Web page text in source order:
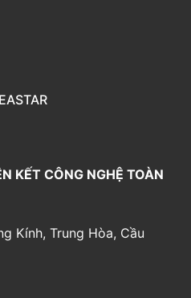
KẾT CÔNG NGHỆ TOÀN
Kính, Trung Hòa, Cầu